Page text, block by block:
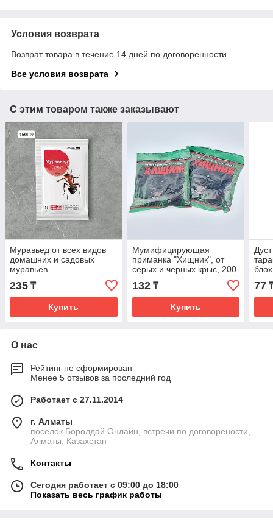
Условия возврата
Возврат товара в течение 14 дней по договоренности
Все условия возврата
С этим товаром также заказывают
Муравьед от всех видов
домашних и садовых
муравьев
235 ₸
Купить
Мумифицирующая
приманка "Хищник", от
серых и черных крыс, 200
132₸
Купить
77
О нас
Рейтинг не сформирован
Менее 5 отзывов за последний год
Работает с 27.11.2014
г. Алматы
поселок Боролдай Онлайн, встречи по договорености,
Алматы, Казахстан
Контакты
Сегодня работает с 09:00 до 18:00
Показать весь график работы